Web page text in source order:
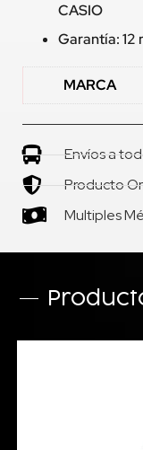
CASIO
Garantía: 12
MARCA
Envíos a
Producto
Multiples